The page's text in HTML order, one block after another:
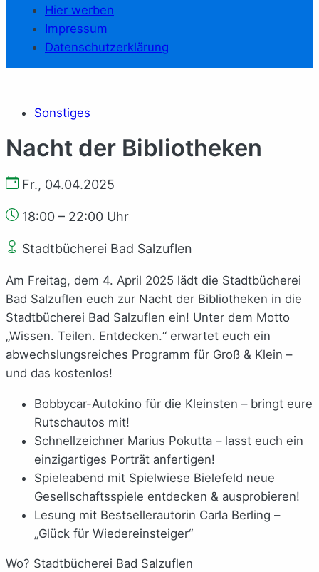
Hier werben
Impressum
Datenschutzerklärung
Sonstiges
Nacht der Bibliotheken
Fr., 04.04.2025
18:00 – 22:00 Uhr
Stadtbücherei Bad Salzuflen
Am Freitag, dem 4. April 2025 lädt die Stadtbücherei
Bad Salzuflen euch zur Nacht der Bibliotheken in die
Stadtbücherei Bad Salzuflen ein! Unter dem Motto
„Wissen. Teilen. Entdecken.“ erwartet euch ein
abwechslungsreiches Programm für Groß & Klein –
und das kostenlos!
Bobbycar-Autokino für die Kleinsten – bringt eure
Rutschautos mit!
Schnellzeichner Marius Pokutta – lasst euch ein
einzigartiges Porträt anfertigen!
Spieleabend mit Spielwiese Bielefeld neue
Gesellschaftsspiele entdecken & ausprobieren!
Lesung mit Bestsellerautorin Carla Berling –
„Glück für Wiedereinsteiger“
Wo? Stadtbücherei Bad Salzuflen